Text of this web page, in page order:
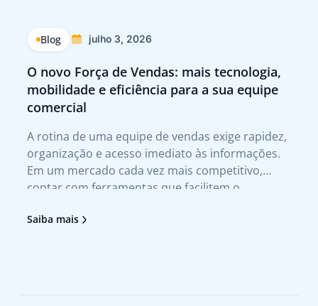
Blog julho 3, 2026
O novo Força de Vendas: mais tecnologia,
mobilidade e eficiência para a sua equipe
comercial
A rotina de uma equipe de vendas exige rapidez,
organização e acesso imediato às informações.
Em um mercado cada vez mais competitivo,
contar com ferramentas que facilitem o
decisão deixou de ser um diferencial para se
Saiba mais